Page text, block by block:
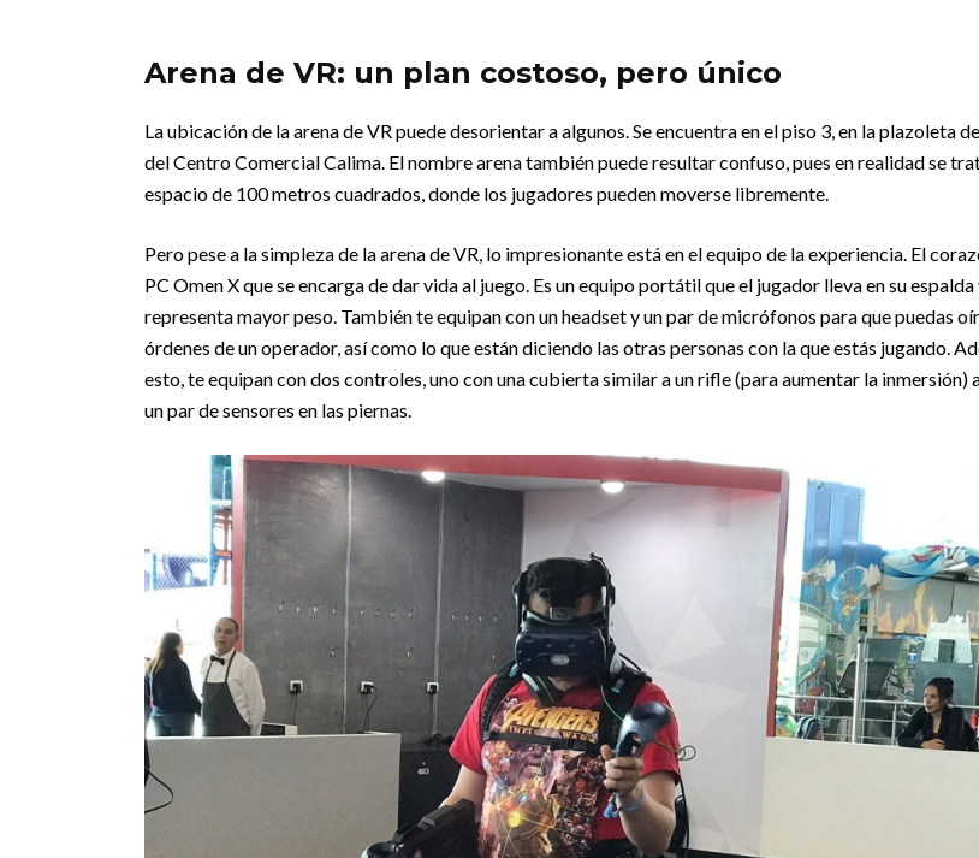
Arena de VR: un plan costoso, pero único
La ubicación de la arena de VR puede desorientar a algunos. Se encuentra en el piso 3, en la plazoleta
del Centro Comercial Calima. El nombre arena también puede resultar confuso, pues en realidad se
espacio de 100 metros cuadrados, donde los jugadores pueden moverse libremente.
Pero pese a la simpleza de la arena de VR, lo impresionante está en el equipo de la experiencia. El
PC Omen X que se encarga de dar vida al juego. Es un equipo portátil que el jugador lleva en su espalda
representa mayor peso. También te equipan con un headset y un par de micrófonos para que puedas
órdenes de un operador, así como lo que están diciendo las otras personas con la que estás jugando.
esto, te equipan con dos controles, uno con una cubierta similar a un rifle (para aumentar la inmersión)
un par de sensores en las piernas.